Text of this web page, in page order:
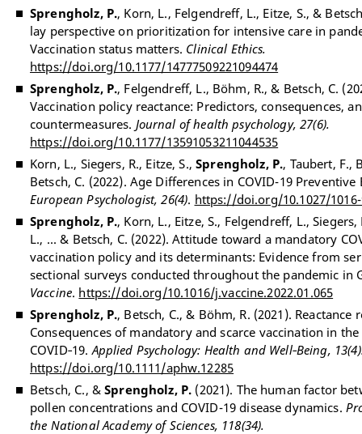
Sprengholz, P., Korn, L., Felgendreff, L., Eitze, S., &
lay perspective on prioritization for intensive care in
Vaccination status matters. Clinical Ethics.
https://doi.org/10.1177/14777509221094474
Sprengholz, P., Felgendreff, L., Böhm, R., & Betsch, C.
Vaccination policy reactance: Predictors, consequences,
countermeasures. Journal of health psychology, 27(6).
https://doi.org/10.1177/13591053211044535
Korn, L., Siegers, R., Eitze, S.,Sprengholz, P., Taubert, F.,
Betsch, C. (2022). Age Differences in COVID-19 Preventive
European Psychologist, 26(4). https://doi.org/10.1027/1016-
Sprengholz, P., Korn, L., Eitze, S., Felgendreff, L.,
L., ... & Betsch, C. (2022). Attitude toward a mandatory
vaccination policy and its determinants: Evidence from
sectional surveys conducted throughout the pandemic in
Vaccine. https://doi.org/10.1016/j.vaccine.2022.01.065
Sprengholz, P., Betsch, C., & Böhm, R. (2021). Reactance
Consequences of mandatory and scarce vaccination in the
COVID‐19.Applied Psychology: Health and Well‐Being,
https://doi.org/10.1111/aphw.12285
Betsch, C., &Sprengholz, P. (2021). The human factor
pollen concentrations and COVID-19 disease dynamics.
the National Academy of Sciences, 118(34).